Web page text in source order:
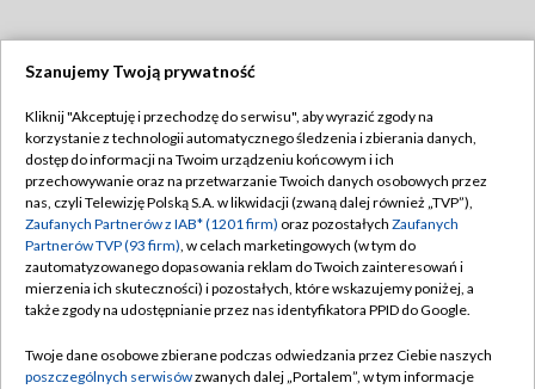
TVP
Abonament TVP
Emisja w TVP
Centrum informacji TVP
Naziemna Telewizja Cyfrowa
Rada Programowa
Regulamin TVP
Polityka prywatności
Moje zgody
Pomoc
Kontakt
Szanujemy Twoją prywatność
Kliknij "Akceptuję i przechodzę do serwisu", aby wyrazić zgody na
korzystanie z technologii automatycznego śledzenia i zbierania danych,
dostęp do informacji na Twoim urządzeniu końcowym i ich
przechowywanie oraz na przetwarzanie Twoich danych osobowych przez
nas, czyli Telewizję Polską S.A. w likwidacji (zwaną dalej również „TVP”),
Zaufanych Partnerów z IAB* (1201 firm) oraz pozostałych Zaufanych
Partnerów TVP (93 firm), w celach marketingowych (w tym do
zautomatyzowanego dopasowania reklam do Twoich zainteresowań i
mierzenia ich skuteczności) i pozostałych, które wskazujemy poniżej, a
także zgody na udostępnianie przez nas identyfikatora PPID do Google.
Twoje dane osobowe zbierane podczas odwiedzania przez Ciebie naszych
poszczególnych serwisówzwanych dalej „Portalem”, w tym informacje